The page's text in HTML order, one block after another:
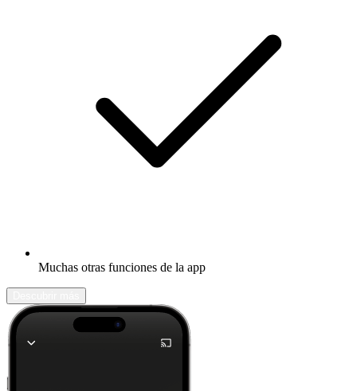
Muchas otras funciones de la app